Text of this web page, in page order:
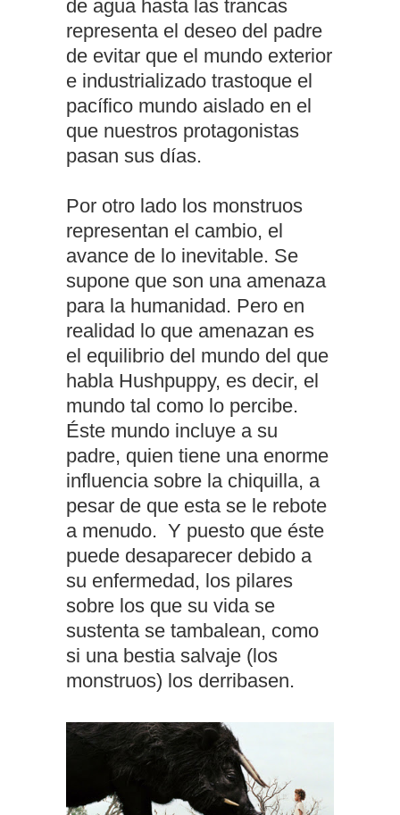
de agua hasta las trancas
representa el deseo del padre
de evitar que el mundo exterior
e industrializado trastoque el
pacífico mundo aislado en el
que nuestros protagonistas
pasan sus días.
Por otro lado los monstruos
representan el cambio, el
avance de lo inevitable. Se
supone que son una amenaza
para la humanidad. Pero en
realidad lo que amenazan es
el equilibrio del mundo del que
habla Hushpuppy, es decir, el
mundo tal como lo percibe.
Éste mundo incluye a su
padre, quien tiene una enorme
influencia sobre la chiquilla, a
pesar de que esta se le rebote
a menudo. Y puesto que éste
puede desaparecer debido a
su enfermedad, los pilares
sobre los que su vida se
sustenta se tambalean, como
si una bestia salvaje (los
monstruos) los derribasen.